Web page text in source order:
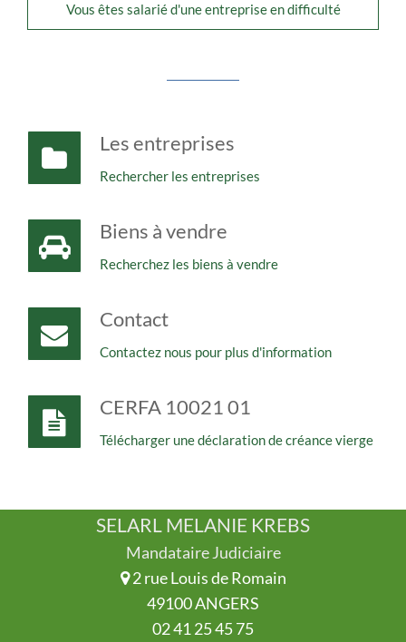
Vous êtes salarié d'une entreprise en difficulté
Les entreprises
Rechercher les entreprises
Biens à vendre
Recherchez les biens à vendre
Contact
Contactez nous pour plus d'information
CERFA 10021 01
Télécharger une déclaration de créance vierge
SELARL MELANIE KREBS
Mandataire Judiciaire
2 rue Louis de Romain
49100 ANGERS
02 41 25 45 75